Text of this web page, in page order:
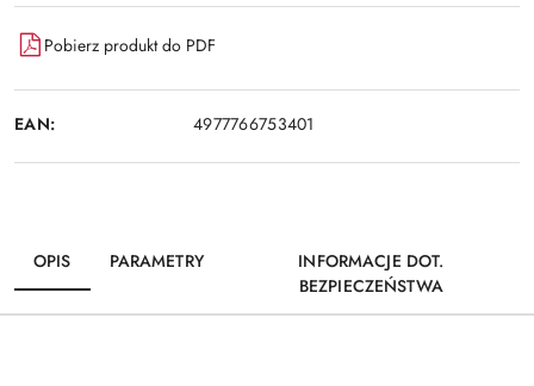
Pobierz produkt do PDF
EAN: 4977766753401
OPIS PARAMETRY
INFORMACJE DOT.
BEZPIECZEŃSTWA